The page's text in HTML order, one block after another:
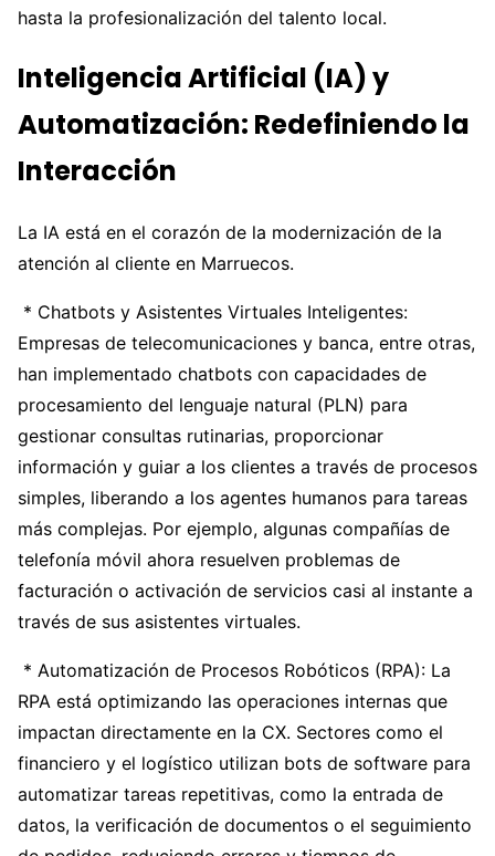
hasta la profesionalización del talento local.
Inteligencia Artificial (IA) y
Automatización: Redefiniendo la
Interacción
La IA está en el corazón de la modernización de la
atención al cliente en Marruecos.
* Chatbots y Asistentes Virtuales Inteligentes:
Empresas de telecomunicaciones y banca, entre otras,
han implementado chatbots con capacidades de
procesamiento del lenguaje natural (PLN) para
gestionar consultas rutinarias, proporcionar
información y guiar a los clientes a través de procesos
simples, liberando a los agentes humanos para tareas
más complejas. Por ejemplo, algunas compañías de
telefonía móvil ahora resuelven problemas de
facturación o activación de servicios casi al instante a
través de sus asistentes virtuales.
* Automatización de Procesos Robóticos (RPA): La
RPA está optimizando las operaciones internas que
impactan directamente en la CX. Sectores como el
financiero y el logístico utilizan bots de software para
automatizar tareas repetitivas, como la entrada de
datos, la verificación de documentos o el seguimiento